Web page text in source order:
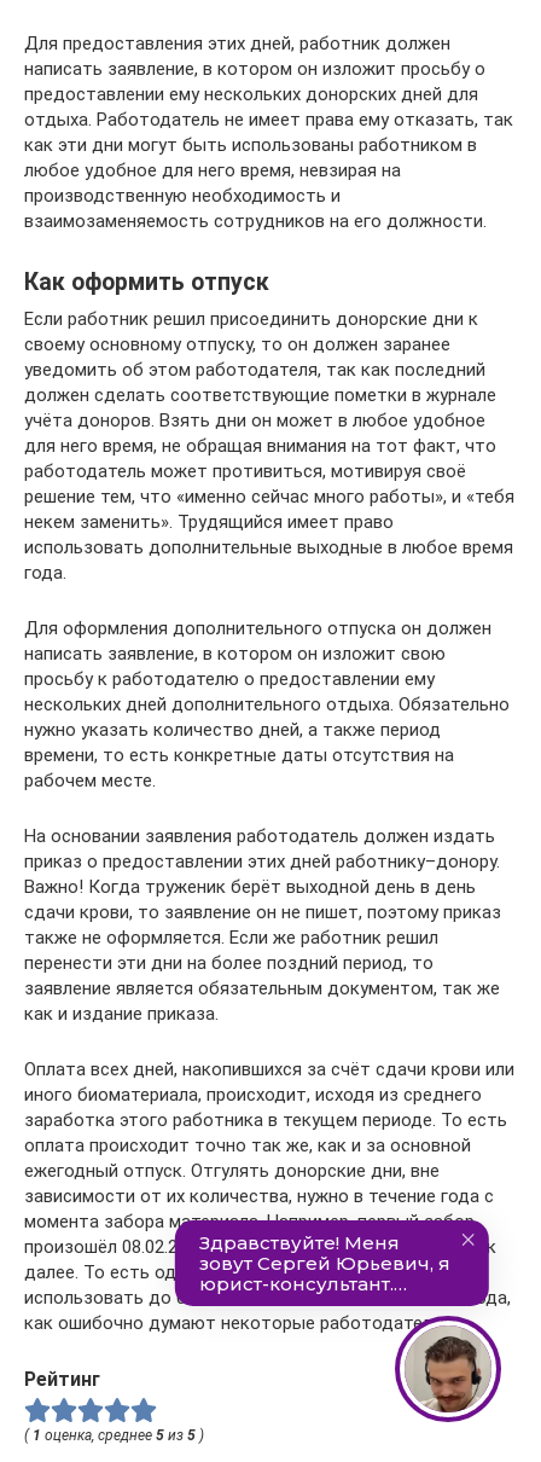
Для предоставления этих дней, работник должен
написать заявление, в котором он изложит просьбу о
предоставлении ему нескольких донорских дней для
отдыха. Работодатель не имеет права ему отказать, так
как эти дни могут быть использованы работником в
любое удобное для него время, невзирая на
производственную необходимость и
взаимозаменяемость сотрудников на его должности.
Как оформить отпуск
Если работник решил присоединить донорские дни к
своему основному отпуску, то он должен заранее
уведомить об этом работодателя, так как последний
должен сделать соответствующие пометки в журнале
учёта доноров. Взять дни он может в любое удобное
для него время, не обращая внимания на тот факт, что
работодатель может противиться, мотивируя своё
решение тем, что «именно сейчас много работы», и «тебя
некем заменить». Трудящийся имеет право
использовать дополнительные выходные в любое время
года.
Для оформления дополнительного отпуска он должен
написать заявление, в котором он изложит свою
просьбу к работодателю о предоставлении ему
нескольких дней дополнительного отдыха. Обязательно
нужно указать количество дней, а также период
времени, то есть конкретные даты отсутствия на
рабочем месте.
На основании заявления работодатель должен издать
приказ о предоставлении этих дней работнику–донору.
Важно! Когда труженик берёт выходной день в день
сдачи крови, то заявление он не пишет, поэтому приказ
также не оформляется. Если же работник решил
перенести эти дни на более поздний период, то
заявление является обязательным документом, так же
как и издание приказа.
Оплата всех дней, накопившихся за счёт сдачи крови или
иного биоматериала, происходит, исходя из среднего
заработка этого работника в текущем периоде. То есть
оплата происходит точно так же, как и за основной
ежегодный отпуск. Отгулять донорские дни, вне
зависимости от их количества, нужно в течение года с
момента забора материала. Например, первый забор
произошёл 08.02.2017 года, следующий — 05.04.17 и так
далее. То есть один выходной день он должен был
использовать до 08.02.2018 года, а не до 31.12.2017 года,
как ошибочно думают некоторые работодатели.
Рейтинг
( 1 оценка, среднее 5 из 5 )